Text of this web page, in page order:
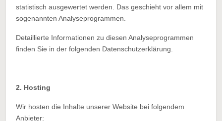
statistisch ausgewertet werden. Das geschieht vor allem mit
sogenannten Analyseprogrammen.
Detaillierte Informationen zu diesen Analyseprogrammen
finden Sie in der folgenden Datenschutzerklärung.
2. Hosting
Wir hosten die Inhalte unserer Website bei folgendem
Anbieter: